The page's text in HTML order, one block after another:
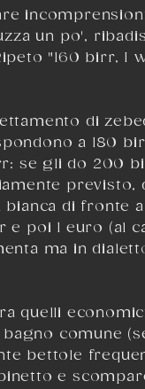
un po',
"160 birr, I
di
a 180
se gli do 200
previsto,
di fronte
e poi 1 euro (al
ma in
quelli
comune
bettole
e